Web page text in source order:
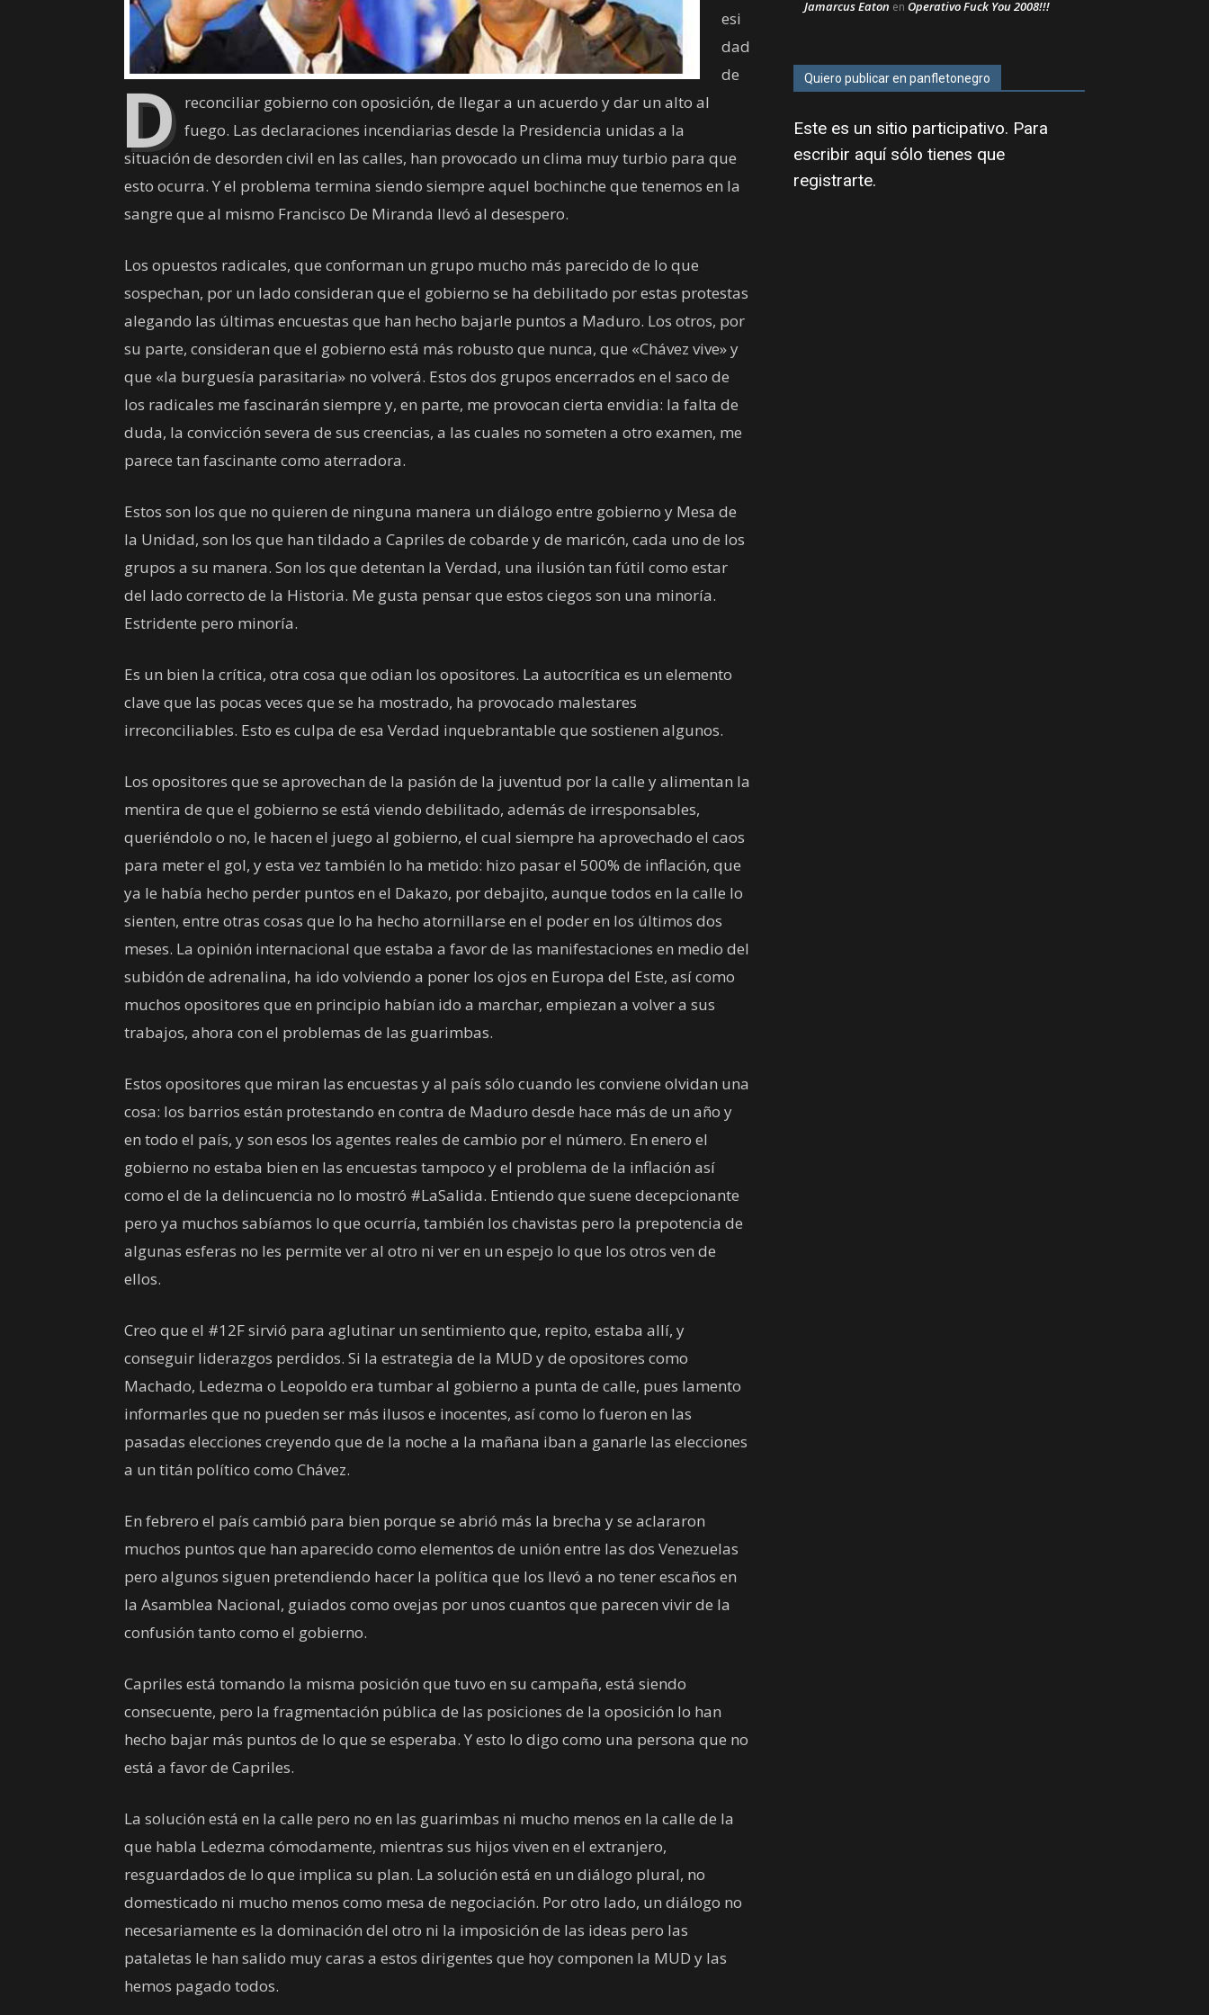
D
esi
dad
de
reconciliar gobierno con oposición, de llegar a un acuerdo y dar un alto al
fuego. Las declaraciones incendiarias desde la Presidencia unidas a la
situación de desorden civil en las calles, han provocado un clima muy turbio para que
esto ocurra. Y el problema termina siendo siempre aquel bochinche que tenemos en la
sangre que al mismo Francisco De Miranda llevó al desespero.
Los opuestos radicales, que conforman un grupo mucho más parecido de lo que
sospechan, por un lado consideran que el gobierno se ha debilitado por estas protestas
alegando las últimas encuestas que han hecho bajarle puntos a Maduro. Los otros, por
su parte, consideran que el gobierno está más robusto que nunca, que «Chávez vive» y
que «la burguesía parasitaria» no volverá. Estos dos grupos encerrados en el saco de
los radicales me fascinarán siempre y, en parte, me provocan cierta envidia: la falta de
duda, la convicción severa de sus creencias, a las cuales no someten a otro examen, me
parece tan fascinante como aterradora.
Estos son los que no quieren de ninguna manera un diálogo entre gobierno y Mesa de
la Unidad, son los que han tildado a Capriles de cobarde y de maricón, cada uno de los
grupos a su manera. Son los que detentan la Verdad, una ilusión tan fútil como estar
del lado correcto de la Historia. Me gusta pensar que estos ciegos son una minoría.
Estridente pero minoría.
Es un bien la crítica, otra cosa que odian los opositores. La autocrítica es un elemento
clave que las pocas veces que se ha mostrado, ha provocado malestares
irreconciliables. Esto es culpa de esa Verdad inquebrantable que sostienen algunos.
Los opositores que se aprovechan de la pasión de la juventud por la calle y alimentan la
mentira de que el gobierno se está viendo debilitado, además de irresponsables,
queriéndolo o no, le hacen el juego al gobierno, el cual siempre ha aprovechado el caos
para meter el gol, y esta vez también lo ha metido: hizo pasar el 500% de inflación, que
ya le había hecho perder puntos en el Dakazo, por debajito, aunque todos en la calle lo
sienten, entre otras cosas que lo ha hecho atornillarse en el poder en los últimos dos
meses. La opinión internacional que estaba a favor de las manifestaciones en medio del
subidón de adrenalina, ha ido volviendo a poner los ojos en Europa del Este, así como
muchos opositores que en principio habían ido a marchar, empiezan a volver a sus
trabajos, ahora con el problemas de las guarimbas.
Estos opositores que miran las encuestas y al país sólo cuando les conviene olvidan una
cosa: los barrios están protestando en contra de Maduro desde hace más de un año y
en todo el país, y son esos los agentes reales de cambio por el número. En enero el
gobierno no estaba bien en las encuestas tampoco y el problema de la inflación así
como el de la delincuencia no lo mostró #LaSalida. Entiendo que suene decepcionante
pero ya muchos sabíamos lo que ocurría, también los chavistas pero la prepotencia de
algunas esferas no les permite ver al otro ni ver en un espejo lo que los otros ven de
ellos.
Creo que el #12F sirvió para aglutinar un sentimiento que, repito, estaba allí, y
conseguir liderazgos perdidos. Si la estrategia de la MUD y de opositores como
Machado, Ledezma o Leopoldo era tumbar al gobierno a punta de calle, pues lamento
informarles que no pueden ser más ilusos e inocentes, así como lo fueron en las
pasadas elecciones creyendo que de la noche a la mañana iban a ganarle las elecciones
a un titán político como Chávez.
En febrero el país cambió para bien porque se abrió más la brecha y se aclararon
muchos puntos que han aparecido como elementos de unión entre las dos Venezuelas
pero algunos siguen pretendiendo hacer la política que los llevó a no tener escaños en
la Asamblea Nacional, guiados como ovejas por unos cuantos que parecen vivir de la
confusión tanto como el gobierno.
Capriles está tomando la misma posición que tuvo en su campaña, está siendo
consecuente, pero la fragmentación pública de las posiciones de la oposición lo han
hecho bajar más puntos de lo que se esperaba. Y esto lo digo como una persona que no
está a favor de Capriles.
La solución está en la calle pero no en las guarimbas ni mucho menos en la calle de la
que habla Ledezma cómodamente, mientras sus hijos viven en el extranjero,
resguardados de lo que implica su plan. La solución está en un diálogo plural, no
domesticado ni mucho menos como mesa de negociación. Por otro lado, un diálogo no
necesariamente es la dominación del otro ni la imposición de las ideas pero las
pataletas le han salido muy caras a estos dirigentes que hoy componen la MUD y las
hemos pagado todos.
Jamarcus Eaton en Operativo Fuck You 2008!!!
Quiero publicar en panfletonegro
Este es un sitio participativo. Para
escribir aquí sólo tienes que
registrarte.